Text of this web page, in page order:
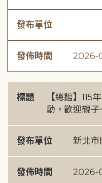
發布單位
發佈時間 2026-
標題
【總館】
動，歡迎親
發布單位 新北市
發佈時間 2026-